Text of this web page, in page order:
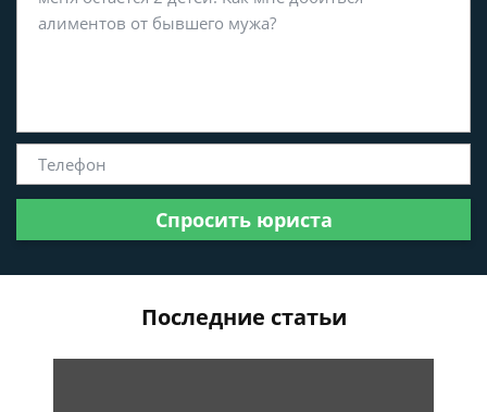
Спросить юриста
Последние статьи